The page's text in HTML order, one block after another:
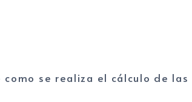
se realiza el cálculo de las